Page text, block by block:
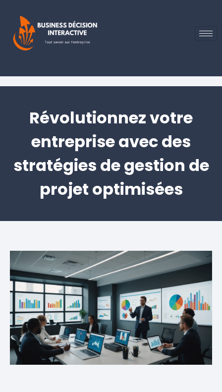
Révolutionnez votre
entreprise avec des
stratégies de gestion de
projet optimisées